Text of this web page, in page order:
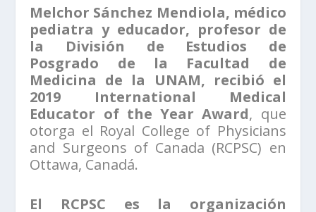
Melchor Sánchez Mendiola, médico
pediatra y educador, profesor de
la División de Estudios de
Posgrado de la Facultad de
Medicina de la UNAM, recibió el
2019 International Medical
Educator of the Year Award, que
otorga el Royal College of Physicians
and Surgeons of Canada (RCPSC) en
Ottawa, Canadá.
El RCPSC es la organización